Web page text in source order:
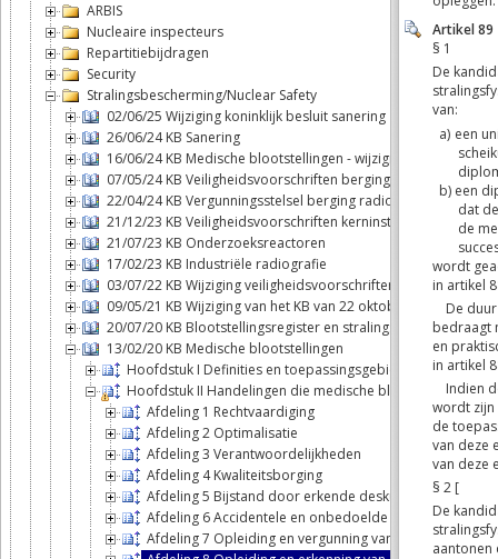
ARBIS
Nucleaire inspecteurs
Repartitiebijdragen
Security
Stralingsbescherming/Nuclear Safety
02/06/25 Wijziging koninklijk besluit sanering
26/06/24 KB Sanering
16/06/24 KB Medische blootstellingen - wijziging
07/05/24 KB Veiligheidsvoorschriften berging
22/04/24 KB Vergunningsstelsel berging radioactief afval
21/12/23 KB Veiligheidsvoorschriften kerninstallaties
21/07/23 KB Onderzoeksreactoren
17/02/23 KB Industriële radiografie
03/07/22 KB Wijziging veiligheidsvoorschriften kerninstallaties
09/05/21 KB Wijziging van het KB van 22 oktober 2017
20/07/20 KB Blootstellingsregister en stralingspaspoort
13/02/20 KB Medische blootstellingen
Hoofdstuk I Definities en toepassingsgebied
Hoofdstuk II Handelingen die medische blootstellingen
Afdeling 1 Rechtvaardiging
Afdeling 2 Optimalisatie
Afdeling 3 Verantwoordelijkheden
Afdeling 4 Kwaliteitsborging
Afdeling 5 Bijstand door erkende deskundigen in de
Afdeling 6 Accidentele en onbedoelde blootstellingen
Afdeling 7 Opleiding en vergunning van practici en